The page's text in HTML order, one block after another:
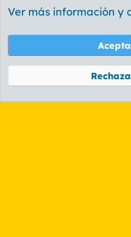
Cookies
PL
Términos y
Community platform by
Ver más información y